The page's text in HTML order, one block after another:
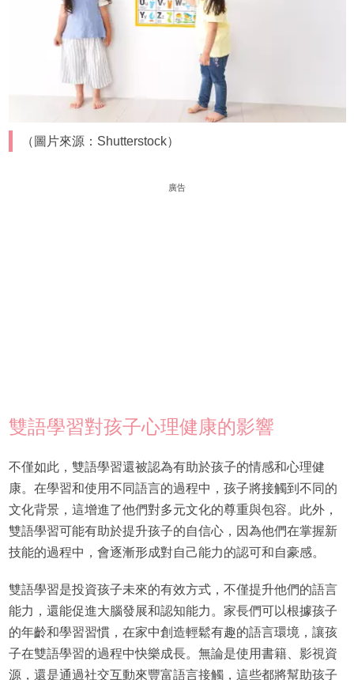
（圖片來源：Shutterstock）
廣告
雙語學習對孩子心理健康的影響
不僅如此，雙語學習還被認為有助於孩子的情感和心理健
康。在學習和使用不同語言的過程中，孩子將接觸到不同的
文化背景，這增進了他們對多元文化的尊重與包容。此外，
雙語學習可能有助於提升孩子的自信心，因為他們在掌握新
技能的過程中，會逐漸形成對自己能力的認可和自豪感。
雙語學習是投資孩子未來的有效方式，不僅提升他們的語言
能力，還能促進大腦發展和認知能力。家長們可以根據孩子
的年齡和學習習慣，在家中創造輕鬆有趣的語言環境，讓孩
子在雙語學習的過程中快樂成長。無論是使用書籍、影視資
源，還是通過社交互動來豐富語言接觸，這些都將幫助孩子